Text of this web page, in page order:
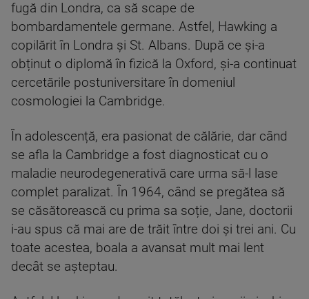
fugă din Londra, ca să scape de
bombardamentele germane. Astfel, Hawking a
copilărit în Londra și St. Albans. După ce și-a
obținut o diplomă în fizică la Oxford, și-a continuat
cercetările postuniversitare în domeniul
cosmologiei la Cambridge.
În adolescență, era pasionat de călărie, dar când
se afla la Cambridge a fost diagnosticat cu o
maladie neurodegenerativă care urma să-l lase
complet paralizat. În 1964, când se pregătea să
se căsătorească cu prima sa soție, Jane, doctorii
i-au spus că mai are de trăit între doi și trei ani. Cu
toate acestea, boala a avansat mult mai lent
decât se așteptau.